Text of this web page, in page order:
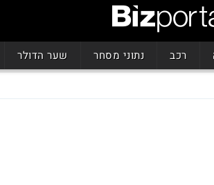
רכב נתוני מסחר שער הדולר